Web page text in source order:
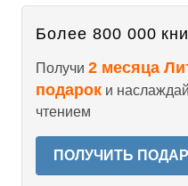
Более 800 000
Получи 2 месяца
подарок и
чтением
ПОЛУЧИТЬ